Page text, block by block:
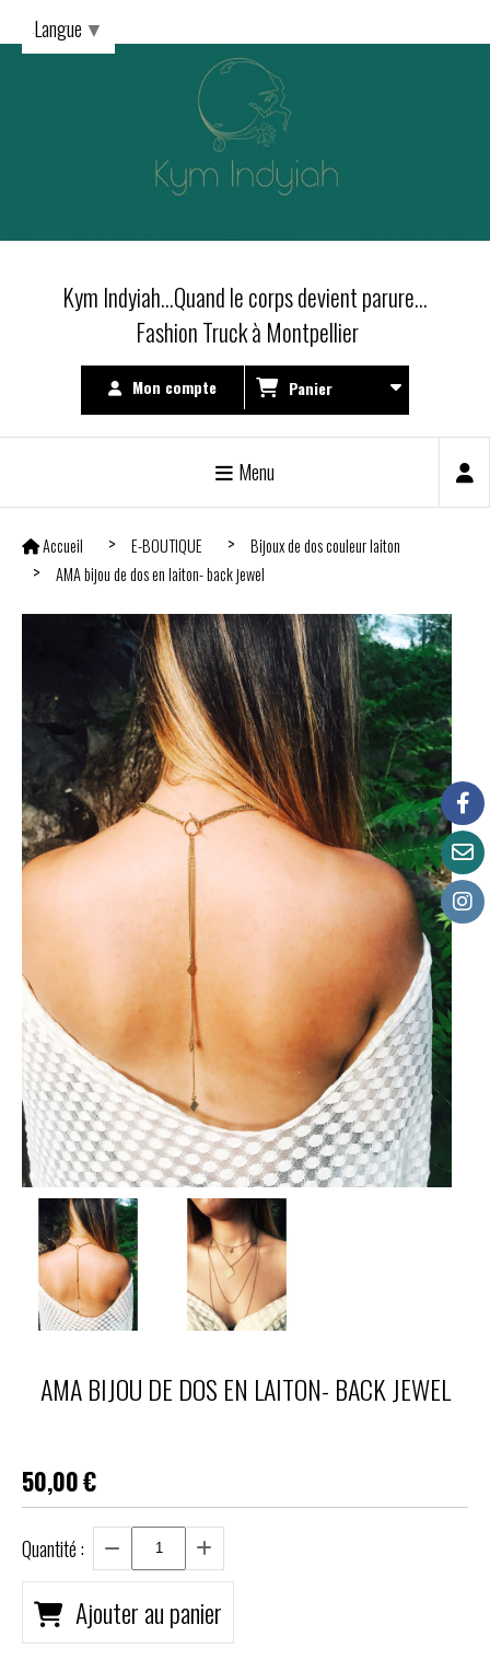
Kym Indyiah...Quand le corps devient parure...
Fashion Truck à Montpellier
Mon compte Panier
Menu
Accueil E-BOUTIQUE
Bijoux de dos couleur laiton
AMA bijou de dos en laiton- back jewel
AMA BIJOU DE DOS EN LAITON- BACK JEWEL
50,00€
Quantité :
Ajouter au panier
Langue ▼